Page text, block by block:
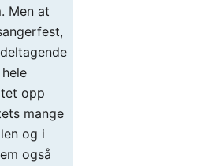
Men at
opp
mange
og i
også